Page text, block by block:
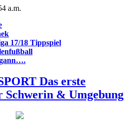
a.m.
17/18 Tippspiel
Das erste
Schwerin & Umgebung